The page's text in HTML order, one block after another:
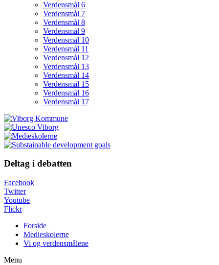
Verdensmål 6
Verdensmål 7
Verdensmål 8
Verdensmål 9
Verdensmål 10
Verdensmål 11
Verdensmål 12
Verdensmål 13
Verdensmål 14
Verdensmål 15
Verdensmål 16
Verdensmål 17
Deltag i debatten
Facebook
Twitter
Youtube
Flickr
Forside
Medieskolerne
Vi og verdensmålene
Menu